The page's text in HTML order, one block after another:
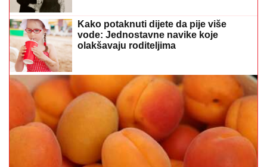
Kako potaknuti dijete da pije više
vode: Jednostavne navike koje
olakšavaju roditeljima